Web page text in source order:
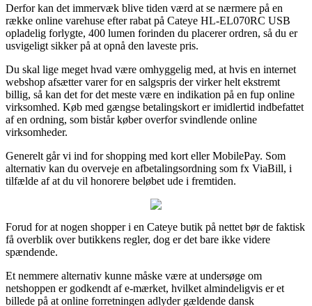
Derfor kan det immervæk blive tiden værd at se nærmere på en
række online varehuse efter rabat på Cateye HL-EL070RC USB
opladelig forlygte, 400 lumen forinden du placerer ordren, så du er
usvigeligt sikker på at opnå den laveste pris.
Du skal lige meget hvad være omhyggelig med, at hvis en internet
webshop afsætter varer for en salgspris der virker helt ekstremt
billig, så kan det for det meste være en indikation på en fup online
virksomhed. Køb med gængse betalingskort er imidlertid indbefattet
af en ordning, som bistår køber overfor svindlende online
virksomheder.
Generelt går vi ind for shopping med kort eller MobilePay. Som
alternativ kan du overveje en afbetalingsordning som fx ViaBill, i
tilfælde af at du vil honorere beløbet ude i fremtiden.
Forud for at nogen shopper i en Cateye butik på nettet bør de faktisk
få overblik over butikkens regler, dog er det bare ikke videre
spændende.
Et nemmere alternativ kunne måske være at undersøge om
netshoppen er godkendt af e-mærket, hvilket almindeligvis er et
billede på at online forretningen adlyder gældende dansk